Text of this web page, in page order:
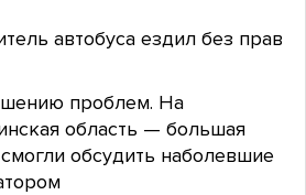
автобуса ездил без прав
проблем. На
область — большая
обсудить наболевшие